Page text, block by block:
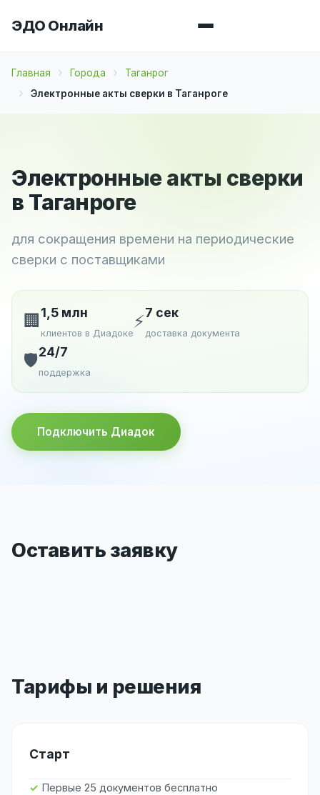
ЭДО Онлайн
Главная Города
Таганрог
Электронные акты сверки в Таганроге
Электронные акты сверки
в Таганроге
для сокращения времени на периодические
сверки с поставщиками
🏢 1,5 млн
клиентов в Диадоке
⚡7 сек
доставка документа
🛡️24/7
поддержка
Подключить Диадок
Оставить заявку
Тарифы и решения
Старт
Первые 25 документов бесплатно